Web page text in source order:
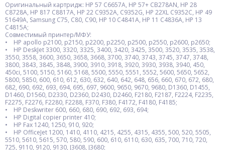
Оригинальный картридж: HP 57 C6657A, HP 57+ CB278AN, HP 28
C8728A, HP 817 C8817A, HP 22 C9352A, C9352G, HP 22XL C9352C, HP 49
51649A, Samsung C75, C80, C90, HP 10 C4841A, HP 11 C4836A, HP 13
C4815A;
Совместимый принтер/МФУ:
• HP apollo p2100, p2150, p2200, p2250, p2500, p2550, p2600, p2650;
• HP DeskJet 3300, 3320, 3325, 3400, 3420, 3425, 3500, 3520, 3535, 3538,
3550, 3558, 3600, 3650, 3658, 3668, 3700, 3740, 3743, 3745, 3747, 3748,
3800, 3843, 3845, 3848, 3900, 3910, 3918, 3920, 3930, 3938, 3940, 450,
450ci, 5100, 5150, 5160, 5168, 5500, 5550, 5551, 5552, 5600, 5650, 5652,
5800, 5850, 600, 610, 612, 630, 632, 640, 642, 648, 656, 660, 670, 672, 680,
682, 690, 692, 693, 694, 695, 697, 9600, 9650, 9670, 9680, D1360, D1455,
D1460, D1560, D2330, D2360, D2430, D2460, F2180, F2187, F2224, F2235,
F2275, F2276, F2280, F2288, F370, F380, F4172, F4180, F4185;
• HP Deskwriter 600, 660, 680, 690, 692, 693, 694;
• HP Digital copier printer 410;
• HP Fax 1240, 1250, 910, 920;
• HP OfficeJet 1200, 1410, 4110, 4215, 4255, 4315, 4355, 500, 520, 5505,
5510, 5610, 5615, 570, 580, 590, 600, 610, 6110, 630, 635, 700, 710, 720,
725, 9110, 9120, 9130, J3608, J3680;